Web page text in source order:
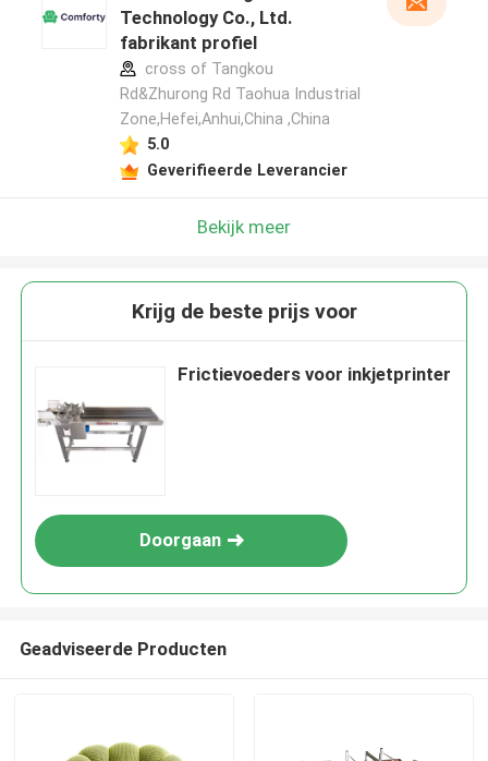
Technology Co., Ltd.
fabrikant profiel
cross of Tangkou
Rd&Zhurong Rd Taohua Industrial
Zone,Hefei,Anhui,China ,China
5.0
Geverifieerde Leverancier
Bekijk meer
Krijg de beste prijs voor
Frictievoeders voor inkjetprinter
Doorgaan
Geadviseerde Producten